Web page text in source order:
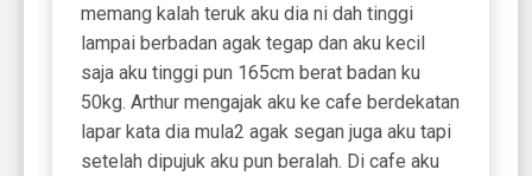
memang kalah teruk aku dia ni dah tinggi
lampai berbadan agak tegap dan aku kecil
saja aku tinggi pun 165cm berat badan ku
50kg. Arthur mengajak aku ke cafe berdekatan
lapar kata dia mula2 agak segan juga aku tapi
setelah dipujuk aku pun beralah. Di cafe aku